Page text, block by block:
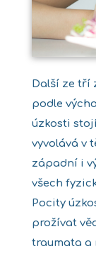
Další ze tří
podle
úzkosti
vyvolává v
západní i
všech
Pocity
prožívat
traumata a